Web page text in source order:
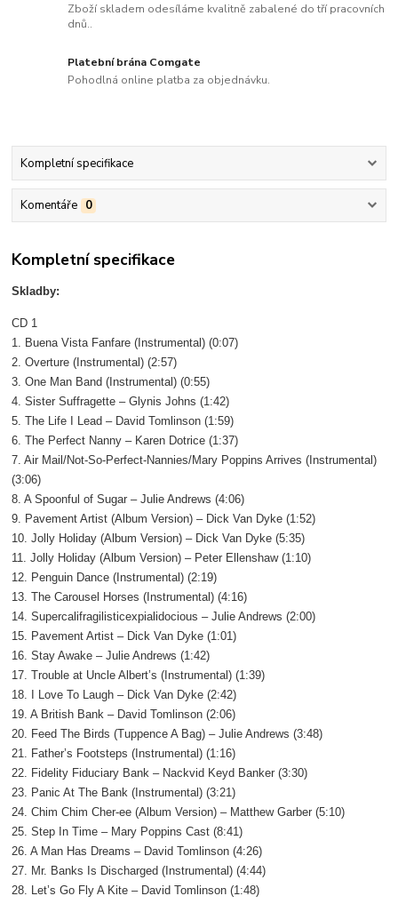
Zboží skladem odesíláme kvalitně zabalené do tří pracovních
dnů..
Platební brána Comgate
Pohodlná online platba za objednávku.
Kompletní specifikace
Komentáře 0
Kompletní specifikace
Skladby:
CD 1
1. Buena Vista Fanfare (Instrumental) (0:07)
2. Overture (Instrumental) (2:57)
3. One Man Band (Instrumental) (0:55)
4. Sister Suffragette – Glynis Johns (1:42)
5. The Life I Lead – David Tomlinson (1:59)
6. The Perfect Nanny – Karen Dotrice (1:37)
7. Air Mail/Not-So-Perfect-Nannies/Mary Poppins Arrives (Instrumental)
(3:06)
8. A Spoonful of Sugar – Julie Andrews (4:06)
9. Pavement Artist (Album Version) – Dick Van Dyke (1:52)
10. Jolly Holiday (Album Version) – Dick Van Dyke (5:35)
11. Jolly Holiday (Album Version) – Peter Ellenshaw (1:10)
12. Penguin Dance (Instrumental) (2:19)
13. The Carousel Horses (Instrumental) (4:16)
14. Supercalifragilisticexpialidocious – Julie Andrews (2:00)
15. Pavement Artist – Dick Van Dyke (1:01)
16. Stay Awake – Julie Andrews (1:42)
17. Trouble at Uncle Albert’s (Instrumental) (1:39)
18. I Love To Laugh – Dick Van Dyke (2:42)
19. A British Bank – David Tomlinson (2:06)
20. Feed The Birds (Tuppence A Bag) – Julie Andrews (3:48)
21. Father’s Footsteps (Instrumental) (1:16)
22. Fidelity Fiduciary Bank – Nackvid Keyd Banker (3:30)
23. Panic At The Bank (Instrumental) (3:21)
24. Chim Chim Cher-ee (Album Version) – Matthew Garber (5:10)
25. Step In Time – Mary Poppins Cast (8:41)
26. A Man Has Dreams – David Tomlinson (4:26)
27. Mr. Banks Is Discharged (Instrumental) (4:44)
28. Let’s Go Fly A Kite – David Tomlinson (1:48)